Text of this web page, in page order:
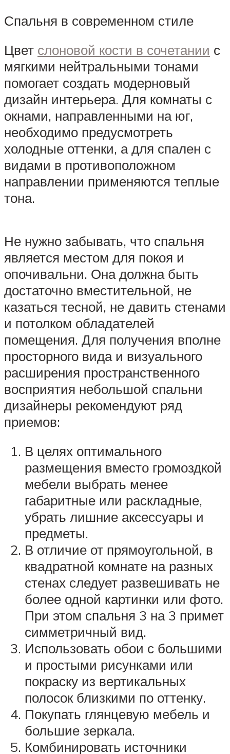
Спальня в современном стиле
Цвет слоновой кости в сочетании с
мягкими нейтральными тонами
помогает создать модерновый
дизайн интерьера. Для комнаты с
окнами, направленными на юг,
необходимо предусмотреть
холодные оттенки, а для спален с
видами в противоположном
направлении применяются теплые
тона.
Не нужно забывать, что спальня
является местом для покоя и
опочивальни. Она должна быть
достаточно вместительной, не
казаться тесной, не давить стенами
и потолком обладателей
помещения. Для получения вполне
просторного вида и визуального
расширения пространственного
восприятия небольшой спальни
дизайнеры рекомендуют ряд
приемов:
В целях оптимального
размещения вместо громоздкой
мебели выбрать менее
габаритные или раскладные,
убрать лишние аксессуары и
предметы.
В отличие от прямоугольной, в
квадратной комнате на разных
стенах следует развешивать не
более одной картинки или фото.
При этом спальня 3 на 3 примет
симметричный вид.
Использовать обои с большими
и простыми рисунками или
покраску из вертикальных
полосок близкими по оттенку.
Покупать глянцевую мебель и
большие зеркала.
Комбинировать источники